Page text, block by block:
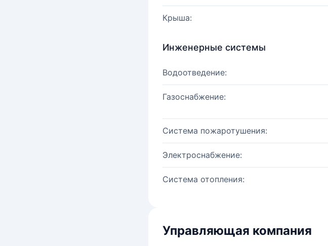
Крыша:
Инженерные системы
Водоотведение:
Газоснабжение:
Система пожаротушения:
Электроснабжение:
Система отопления:
Управляющая компания